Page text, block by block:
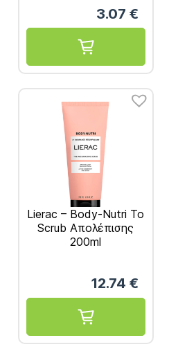
3.07 €
Lierac – Body-Nutri Το
Scrub Απολέπισης
200ml
12.74 €